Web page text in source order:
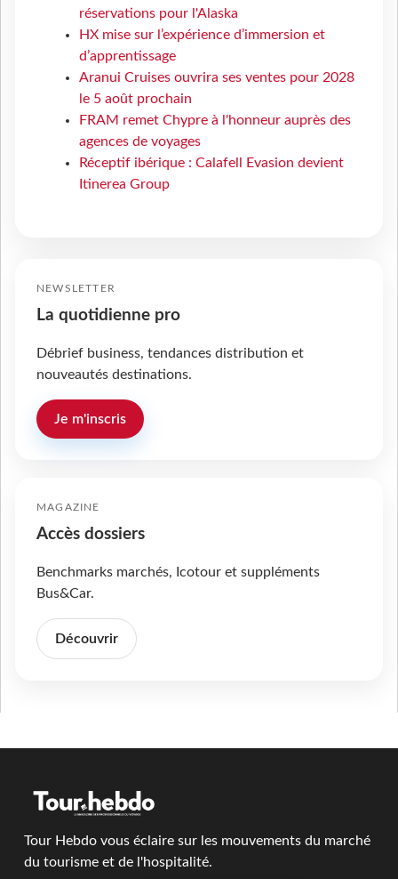
réservations pour l'Alaska
HX mise sur l’expérience d’immersion et
d’apprentissage
Aranui Cruises ouvrira ses ventes pour 2028
le 5 août prochain
FRAM remet Chypre à l'honneur auprès des
agences de voyages
Réceptif ibérique : Calafell Evasion devient
Itinerea Group
NEWSLETTER
La quotidienne pro
Débrief business, tendances distribution et
nouveautés destinations.
Je m'inscris
MAGAZINE
Accès dossiers
Benchmarks marchés, Icotour et suppléments
Bus&Car.
Découvrir
Tour Hebdo vous éclaire sur les mouvements du marché
du tourisme et de l'hospitalité.